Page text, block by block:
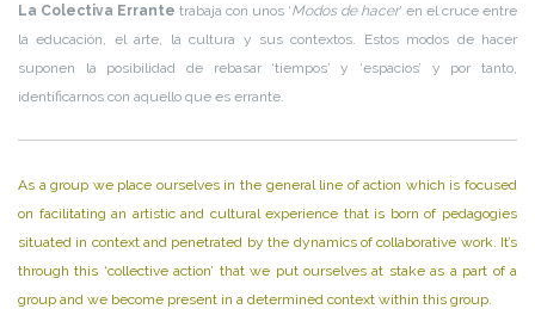
La Colectiva Errante trabaja con unos ‘Modos de hacer’ en el cruce entre
la educación, el arte, la cultura y sus contextos. Estos modos de hacer
suponen la posibilidad de rebasar ‘tiempos’ y ‘espacios’ y por tanto,
identificarnos con aquello que es errante.
As a group we place ourselves in the general line of action which is focused
on facilitating an artistic and cultural experience that is born of pedagogies
situated in context and penetrated by the dynamics of collaborative work. It’s
through this ‘collective action’ that we put ourselves at stake as a part of a
group and we become present in a determined context within this group.